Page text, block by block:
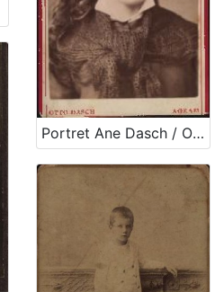
Portret Ane Dasch / Otto Dasch